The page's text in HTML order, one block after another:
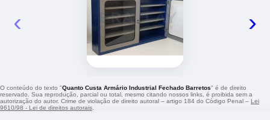
‹ ›
O conteúdo do texto "Quanto Custa Armário Industrial Fechado Barretos" é de direito
reservado. Sua reprodução, parcial ou total, mesmo citando nossos links, é proibida sem a
autorização do autor. Crime de violação de direito autoral – artigo 184 do Código Penal – Lei
9610/98 - Lei de direitos autorais